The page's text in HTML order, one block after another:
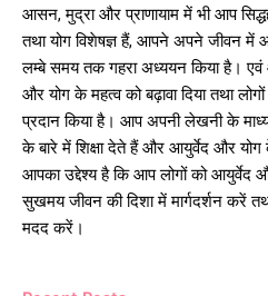
आसन, मुद्रा और प्राणायाम में भी आप
तथा योग विशेषज्ञ हैं, आपने अपने जीवन में
लम्बे समय तक गहरा अध्ययन किया है।
और योग के महत्व को बढ़ावा दिया तथा
प्रदान किया है। आप अपनी लेखनी के
के बारे में शिक्षा देते हैं और आयुर्वेद और योग
आपका उद्देश्य है कि आप लोगों को
सुखमय जीवन की दिशा में मार्गदर्शन करें
मदद करें।